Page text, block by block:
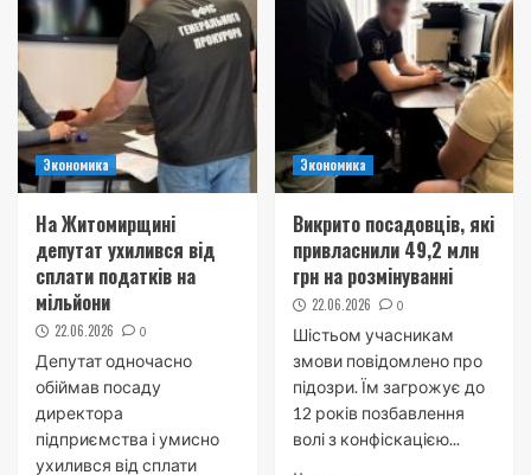
Экономика
На Житомирщині
депутат ухилився від
сплати податків на
мільйони
22.06.2026 0
Депутат одночасно
обіймав посаду
директора
підприємства і умисно
ухилився від сплати
Экономика
Викрито посадовців, які
привласнили 49,2 млн
грн на розмінуванні
22.06.2026 0
Шістьом учасникам
змови повідомлено про
підозри. Їм загрожує до
12 років позбавлення
волі з конфіскацією...